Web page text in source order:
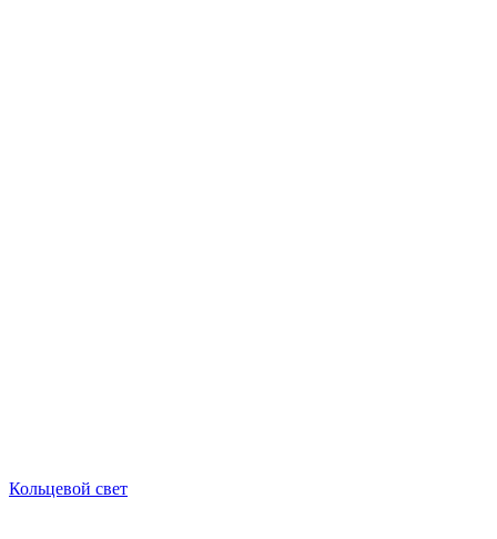
Кольцевой свет